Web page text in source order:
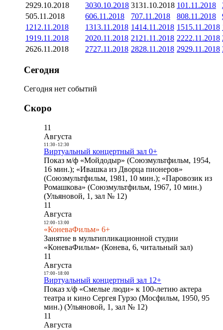
2929.10.2018 3030.10.2018 3131.10.2018 101.11.2018
505.11.2018 606.11.2018 707.11.2018 808.11.2018
1212.11.2018 1313.11.2018 1414.11.2018 1515.11.2018
1919.11.2018 2020.11.2018 21 21.11.2018 2222.11.2018
2626.11.2018 2727.11.2018 2828.11.2018 2929.11.2018
Сегодня
Сегодня нет событий
Скоро
11
Августа
11:30- 12:30
Виртуальный концертный зал 0+
Показ м/ф «Мойдодыр» (Союзмультфильм, 1954,
16 мин.); «Ивашка из Дворца пионеров»
(Союзмультфильм, 1981, 10 мин.); «Паровозик из
Ромашкова» (Союзмультфильм, 1967, 10 мин.)
(Ульяновой, 1, зал № 12)
11
Августа
12:00- 13:00
«КоневаФильм» 6+
Занятие в мультипликационной студии
«КоневаФильм» (Конева, 6, читальный зал)
11
Августа
17:00- 18:00
Виртуальный концертный зал 12+
Показ х/ф «Смелые люди» к 100-летию актера
театра и кино Сергея Гурзо (Мосфильм, 1950, 95
мин.) (Ульяновой, 1, зал № 12)
11
Августа